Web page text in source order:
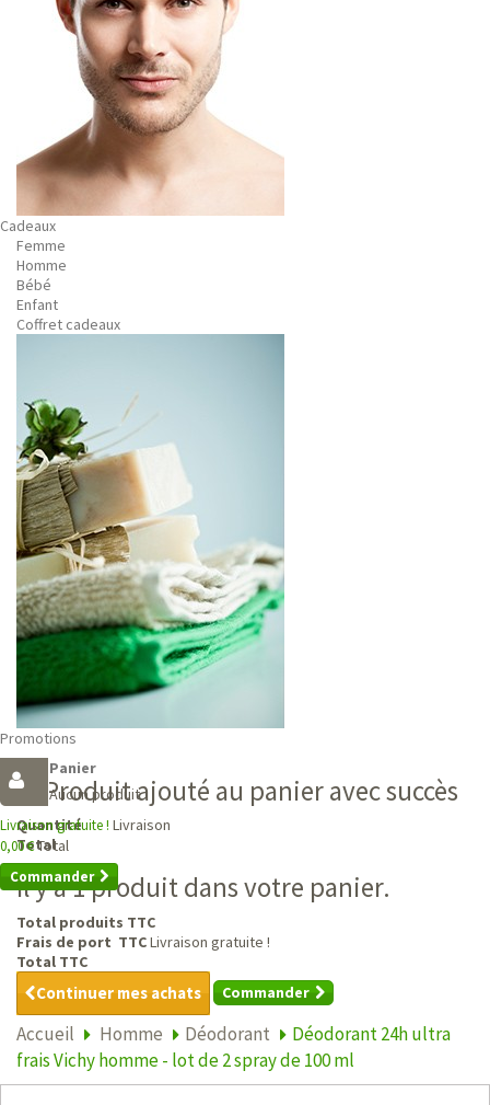
Cadeaux
Femme
Homme
Bébé
Enfant
Coffret cadeaux
Promotions
Panier
Aucun produit
Livraison gratuite ! Livraison
0,00 €Total
Commander
Produit ajouté au panier avec succès
Quantité
Total
Il y a 1 produit dans votre panier.
Total produits TTC
Frais de port TTCLivraison gratuite !
Total TTC
Continuer mes achats Commander
Accueil Homme Déodorant
Déodorant 24h ultra
frais Vichy homme - lot de 2 spray de 100 ml